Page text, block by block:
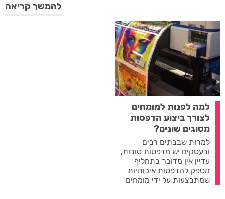
להמשך קריאה
למה לפנות למומחים
לצורך ביצוע הדפסות
מסוגים שונים?
למרות שבבתים רבים
ובעסקים יש מדפסות טובות,
עדיין אין מדובר בתחליף
מספק להדפסות איכותיות
שמתבצעות על ידי מומחים